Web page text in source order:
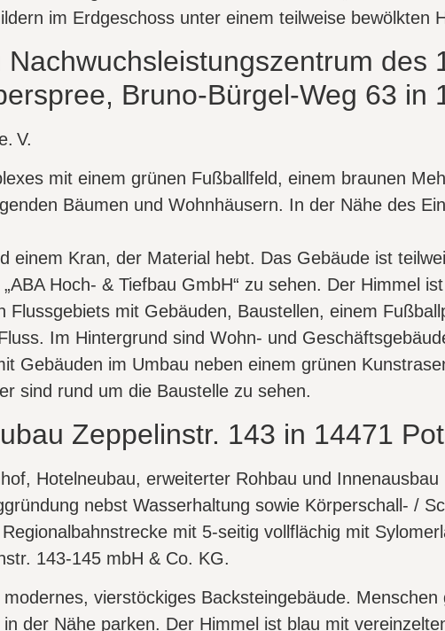
des
Bruno-Bürgel-Weg 63 in
V.
Zeppelinstr. 143 in 14471
Hotelneubau, erweiterter Rohbau und
nebst Wasserhaltung sowie Körperschall- /
mit 5-seitig vollflächig mit
143-145 mbH & Co. KG.